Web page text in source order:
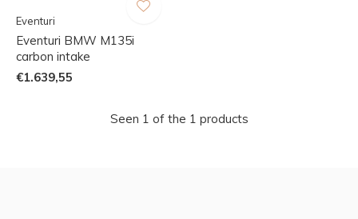
Eventuri
Eventuri BMW M135i
carbon intake
€1.639,55
Seen 1 of the 1 products